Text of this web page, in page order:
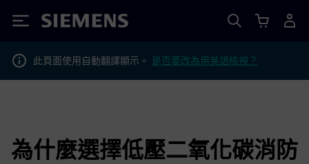
Siemens
此頁面使用自動翻譯顯示。 是否要改為用英語檢視？
為什麼選擇低壓二氧化碳消防